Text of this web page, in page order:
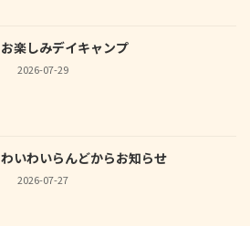
お楽しみデイキャンプ
2026-07-29
わいわいらんどからお知らせ
2026-07-27